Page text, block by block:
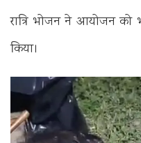
रात्रि भोजन ने आयोजन को
किया।